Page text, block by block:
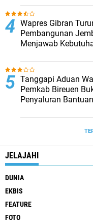
Wapres Gibran
Pembangunan
Menjawab
Tanggapi Aduan
Pemkab Bireuen
Penyaluran
JELAJAHI
DUNIA
EKBIS
FEATURE
FOTO